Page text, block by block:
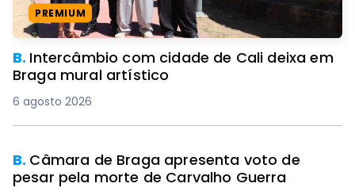
PREMIUM
B. Intercâmbio com cidade de Cali deixa em
Braga mural artístico
6 agosto 2026
B. Câmara de Braga apresenta voto de
pesar pela morte de Carvalho Guerra